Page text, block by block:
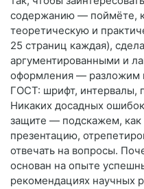
содержанию — поймёте,
теоретическую и
25 страниц каждая),
аргументированными и
оформления — разложим
ГОСТ: шрифт, интервалы,
Никаких досадных
защите — подскажем, как
презентацию,
отвечать на вопросы.
основан на опыте
рекомендациях научных